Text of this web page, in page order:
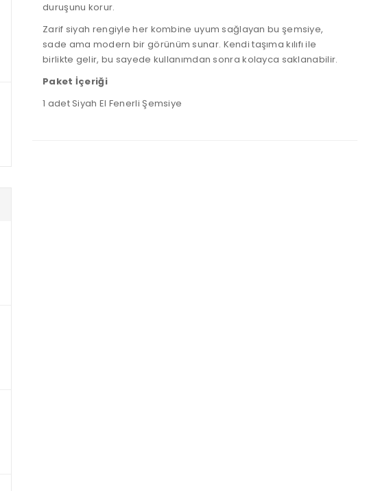
duruşunu korur.
Zarif siyah rengiyle her kombine uyum sağlayan bu şemsiye,
sade ama modern bir görünüm sunar. Kendi taşıma kılıfı ile
birlikte gelir, bu sayede kullanımdan sonra kolayca saklanabilir.
Paket İçeriği
1 adet Siyah El Fenerli Şemsiye